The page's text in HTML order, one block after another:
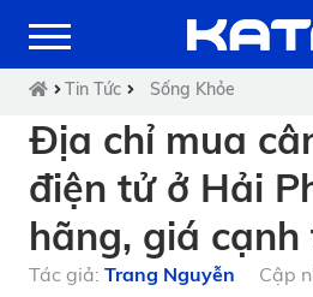
Tin Tức Sống Khỏe
Địa chỉ mua
điện tử ở Hải
hãng, giá
Tác giả: Trang Nguyễn Cập